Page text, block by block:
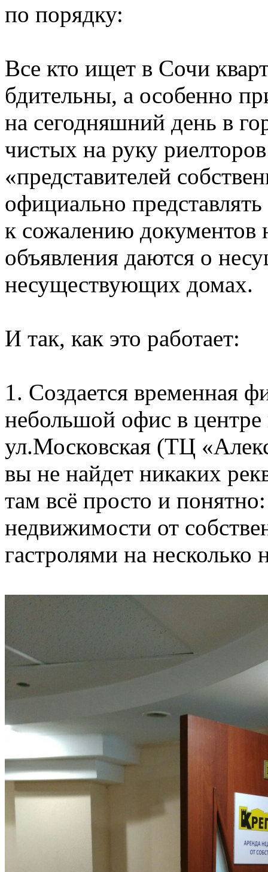
по порядку:
Все кто ищет в Сочи
бдительны, а особенно
на сегодняшний день в
чистых на руку
«представителей
официально
к сожалению документов
объявления даются о
несуществующих домах.
И так, как это работает:
1. Создается временная
небольшой офис в
ул.Московская (ТЦ
вы не найдет никаких
там всё просто и
недвижимости от
гастролями на несколько